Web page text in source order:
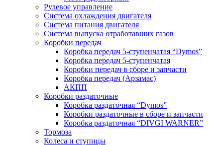
Рулевое управление
Система охлаждения двигателя
Система питания двигателя
Система выпуска отработавших газов
Коробки передач
Коробка передач 5-ступенчатая “Dymos”
Коробка передач 5-ступенчатая
Коробки передач в сборе и запчасти
Коробка передач (Арзамас)
АКПП
Коробки раздаточные
Коробка раздаточная “Dymos”
Коробки раздаточные в сборе и запчасти
Коробка раздаточная “DIVGI WARNER”
Тормоза
Колеса и ступицы